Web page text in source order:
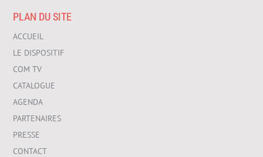
PLAN DU SITE
ACCUEIL
LE DISPOSITIF
COM TV
CATALOGUE
AGENDA
PARTENAIRES
PRESSE
CONTACT